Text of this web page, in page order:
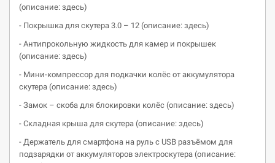
(описание: здесь)
- Покрышка для скутера 3.0 – 12 (описание: здесь)
- Антипрокольную жидкость для камер и покрышек
(описание: здесь)
- Мини-компрессор для подкачки колёс от аккумулятора
скутера (описание: здесь)
- Замок – скоба для блокировки колёс (описание: здесь)
- Складная крыша для скутера (описание: здесь)
- Держатель для смартфона на руль с USB разъёмом для
подзарядки от аккумуляторов электроскутера (описание: